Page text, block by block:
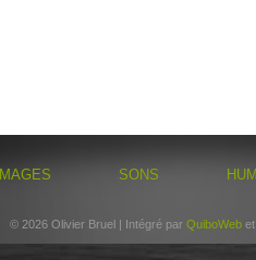
IMAGES SONS
© 2026 Olivier Bruel | Intégré par QuiboWeb